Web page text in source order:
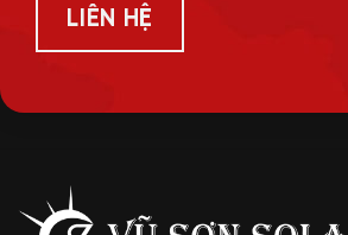
LIÊN HỆ